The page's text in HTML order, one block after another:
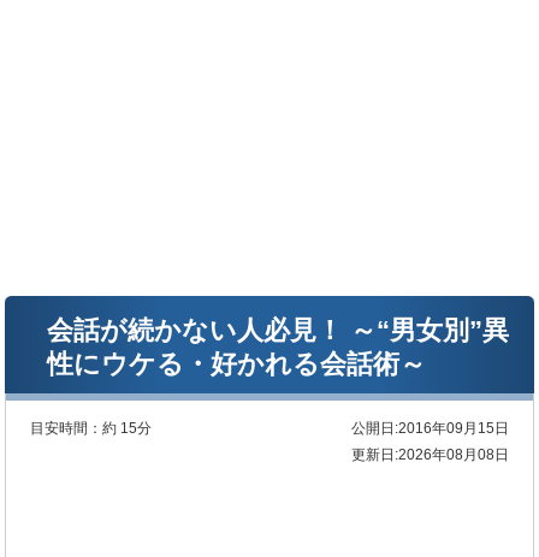
会話が続かない人必見！ ～“男女別”異
性にウケる・好かれる会話術～
目安時間：約 15分
公開日:2016年09月15日
更新日:2026年08月08日